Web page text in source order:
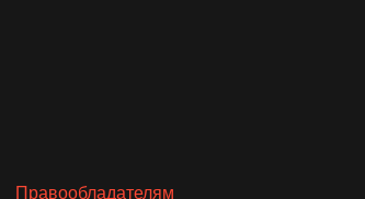
Правообладателям